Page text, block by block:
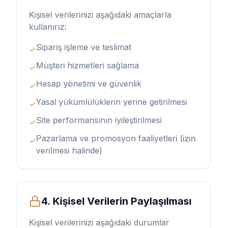
Kişisel verilerinizi aşağıdaki amaçlarla
kullanırız:
✓Sipariş işleme ve teslimat
✓Müşteri hizmetleri sağlama
✓Hesap yönetimi ve güvenlik
✓Yasal yükümlülüklerin yerine getirilmesi
✓Site performansının iyileştirilmesi
✓Pazarlama ve promosyon faaliyetleri (izin
verilmesi halinde)
4. Kişisel Verilerin Paylaşılması
Kişisel verilerinizi aşağıdaki durumlar